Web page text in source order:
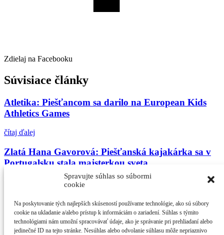
Spravujte súhlas so súbormi
cookie
Na poskytovanie tých najlepších skúseností používame technológie, ako sú súbory
cookie na ukladanie a/alebo prístup k informáciám o zariadení. Súhlas s týmito
technológiami nám umožní spracovávať údaje, ako je správanie pri prehliadaní alebo
jedinečné ID na tejto stránke. Nesúhlas alebo odvolanie súhlasu môže nepriaznivo
Zdielaj na Facebooku
Súvisiace články
Atletika: Piešťancom sa darilo na European Kids
Athletics Games
čítaj ďalej
Zlatá Hana Gavorová: Piešťanská kajakárka sa v
Portugalsku stala majsterkou sveta
Matej Brežný z TJ DružbaPiešťany utvoril národný
rekord starších žiakov v behu na 800 m
čítaj ďalej